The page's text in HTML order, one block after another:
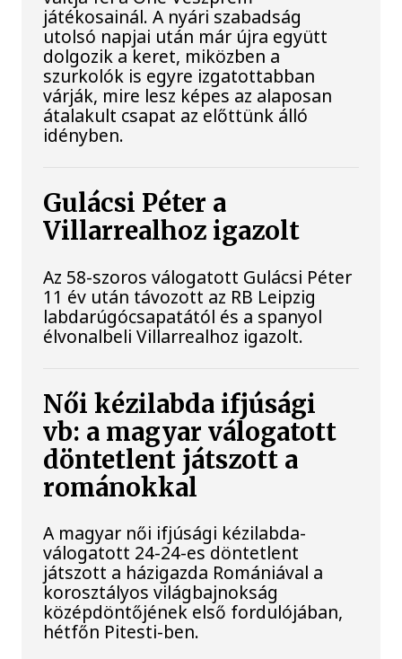
játékosainál. A nyári szabadság
utolsó napjai után már újra együtt
dolgozik a keret, miközben a
szurkolók is egyre izgatottabban
várják, mire lesz képes az alaposan
átalakult csapat az előttünk álló
idényben.
Gulácsi Péter a
Villarrealhoz igazolt
Az 58-szoros válogatott Gulácsi Péter
11 év után távozott az RB Leipzig
labdarúgócsapatától és a spanyol
élvonalbeli Villarrealhoz igazolt.
Női kézilabda ifjúsági
vb: a magyar válogatott
döntetlent játszott a
románokkal
A magyar női ifjúsági kézilabda-
válogatott 24-24-es döntetlent
játszott a házigazda Romániával a
korosztályos világbajnokság
középdöntőjének első fordulójában,
hétfőn Pitesti-ben.